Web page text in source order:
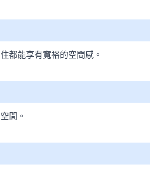
都能享有寬裕的空間感。
間。